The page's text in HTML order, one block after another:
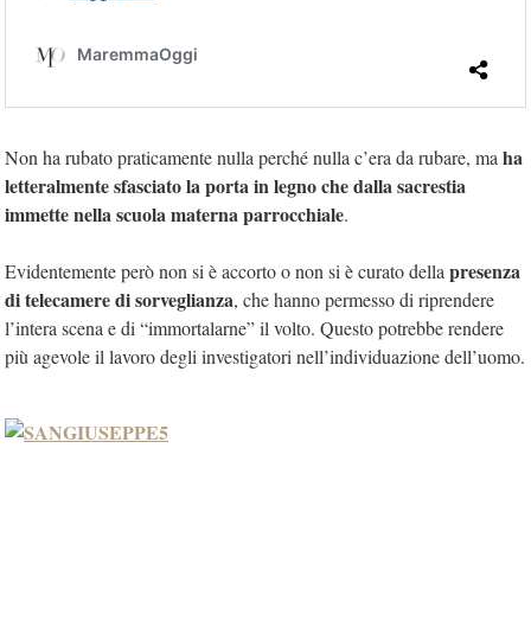
Non ha rubato praticamente nulla perché nulla c’era da rubare, ma ha
letteralmente sfasciato la porta in legno che dalla sacrestia
immette nella scuola materna parrocchiale.
Evidentemente però non si è accorto o non si è curato della presenza
di telecamere di sorveglianza, che hanno permesso di riprendere
l’intera scena e di “immortalarne” il volto. Questo potrebbe rendere
più agevole il lavoro degli investigatori nell’individuazione dell’uomo.